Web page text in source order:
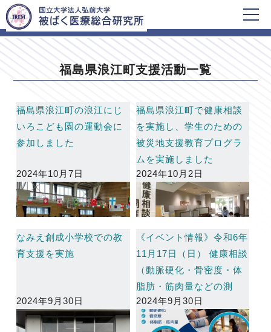
HOME 福島県浪江町支援活動一覧
福島県浪江町支援活動一覧
福島県浪江町の浪江にじ
いろこども園の運動会に
参加しました
2024年10月7日
福島県浪江町で健康相談
を実施し、学生のための
被災地支援教育プログラ
ムを実施しました
2024年10月2日
なみえ創成小学校での教
育支援を実施
2024年9月30日
《イベント情報》令和6年
11月17日（日） 健康相談
（動脈硬化・骨密度・体
脂肪・筋肉量などの測
定）の開催
2024年9月30日